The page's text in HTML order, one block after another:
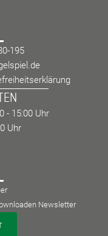
195
- 15:00 Uhr
Uhr
Newsletter